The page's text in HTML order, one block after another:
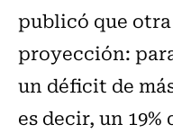
publicó que
proyección:
un déficit de
es decir, un